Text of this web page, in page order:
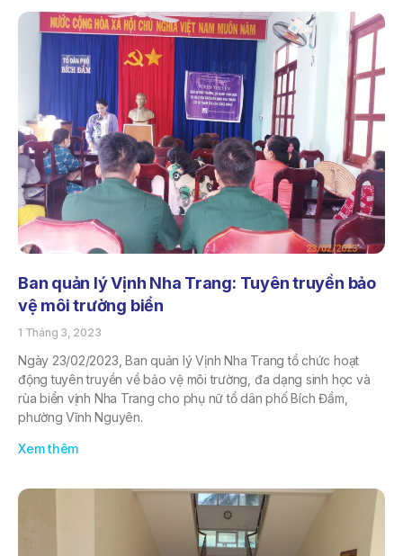
Ban quản lý Vịnh Nha Trang: Tuyên truyền bảo
vệ môi trường biển
1 Tháng 3, 2023
Ngày 23/02/2023, Ban quản lý Vịnh Nha Trang tổ chức hoạt
động tuyên truyền về bảo vệ môi trường, đa dạng sinh học và
rùa biển vịnh Nha Trang cho phụ nữ tổ dân phố Bích Đầm,
phường Vĩnh Nguyên.
Xem thêm